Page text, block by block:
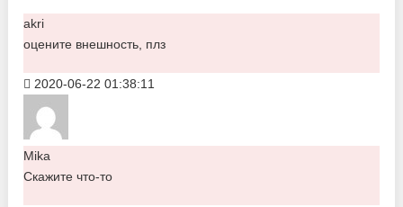
akri
оцените внешность, плз
2020-06-22 01:38:11
Mika
Скажите что-то